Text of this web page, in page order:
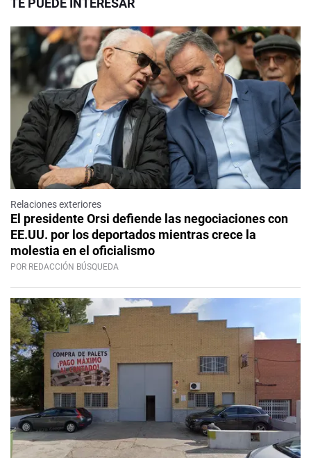
TE PUEDE INTERESAR
Relaciones exteriores
El presidente Orsi defiende las negociaciones con
EE.UU. por los deportados mientras crece la
molestia en el oficialismo
POR REDACCIÓN BÚSQUEDA